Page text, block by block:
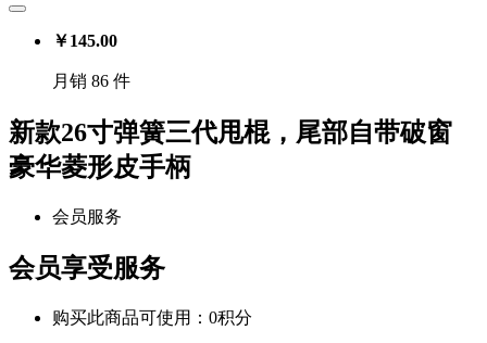
￥145.00
月销 86 件
新款26寸弹簧三代甩棍，尾部自带破窗
豪华菱形皮手柄
会员服务
会员享受服务
购买此商品可使用：0积分